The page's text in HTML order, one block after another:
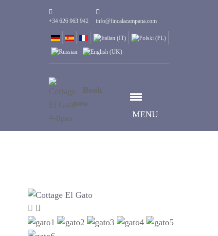
+34 626 963 942 info@fincalacampana.com
MENU
Book
now